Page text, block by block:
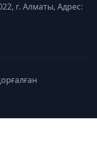
г. Алматы, Адрес: